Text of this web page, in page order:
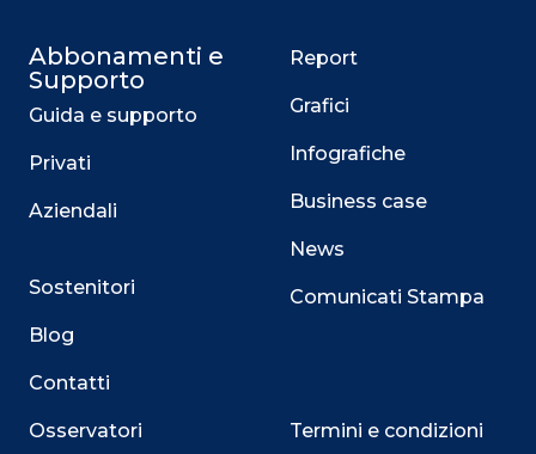
Abbonamenti e
Supporto
Guida e supporto
Privati
Aziendali
Sostenitori
Blog
Contatti
Osservatori
Report
Grafici
Infografiche
Business case
News
Comunicati Stampa
Termini e condizioni